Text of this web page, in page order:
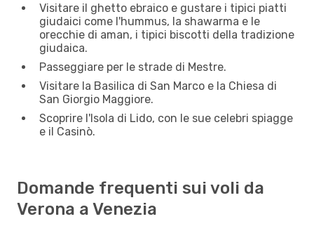
Visitare il ghetto ebraico e gustare i tipici piatti
giudaici come l'hummus, la shawarma e le
orecchie di aman, i tipici biscotti della tradizione
giudaica.
Passeggiare per le strade di Mestre.
Visitare la Basilica di San Marco e la Chiesa di
San Giorgio Maggiore.
Scoprire l'Isola di Lido, con le sue celebri spiagge
e il Casinò.
Domande frequenti sui voli da
Verona a Venezia